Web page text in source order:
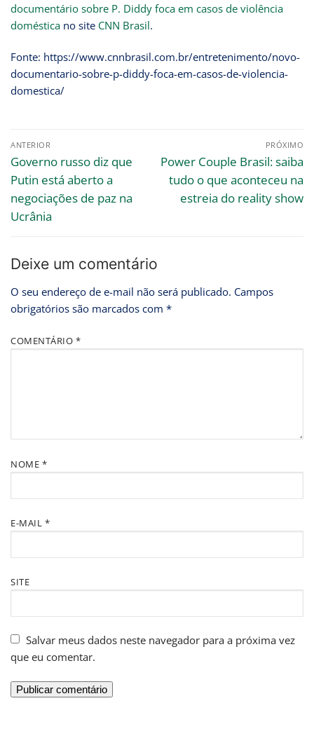
documentário sobre P. Diddy foca em casos de violência
doméstica no site CNN Brasil.
Fonte: https://www.cnnbrasil.com.br/entretenimento/novo-
documentario-sobre-p-diddy-foca-em-casos-de-violencia-
domestica/
ANTERIOR
Governo russo diz que
Putin está aberto a
negociações de paz na
Ucrânia
PRÓXIMO
Power Couple Brasil: saiba
tudo o que aconteceu na
estreia do reality show
Deixe um comentário
O seu endereço de e-mail não será publicado. Campos
obrigatórios são marcados com *
COMENTÁRIO *
NOME *
E-MAIL *
SITE
Salvar meus dados neste navegador para a próxima vez
que eu comentar.